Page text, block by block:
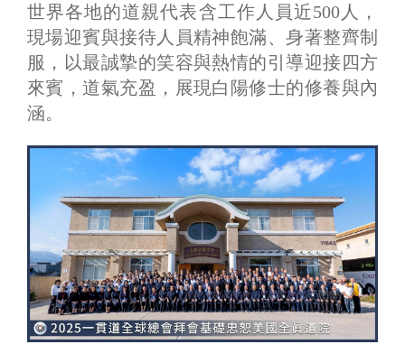
世界各地的道親代表含工作人員近500人，
現場迎賓與接待人員精神飽滿、身著整齊制
服，以最誠摯的笑容與熱情的引導迎接四方
來賓，道氣充盈，展現白陽修士的修養與內
涵。